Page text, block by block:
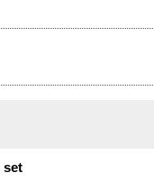
set